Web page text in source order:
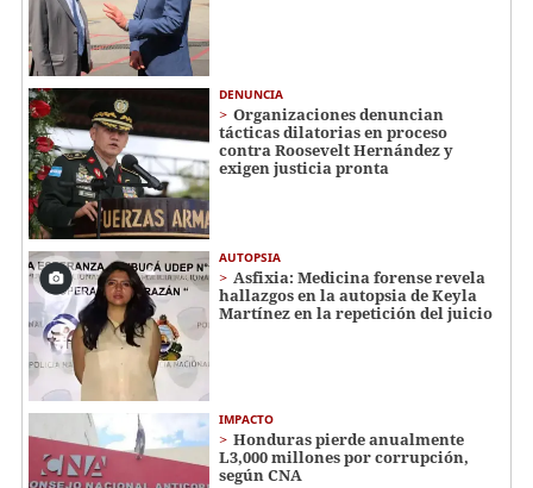
DENUNCIA
Organizaciones denuncian
tácticas dilatorias en proceso
contra Roosevelt Hernández y
exigen justicia pronta
AUTOPSIA
Asfixia: Medicina forense revela
hallazgos en la autopsia de Keyla
Martínez en la repetición del juicio
IMPACTO
Honduras pierde anualmente
L3,000 millones por corrupción,
según CNA